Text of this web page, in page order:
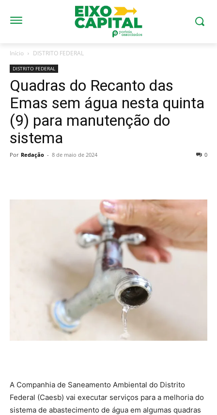
Início DISTRITO FEDERAL
DISTRITO FEDERAL
Quadras do Recanto das
Emas sem água nesta quinta
(9) para manutenção do
sistema
Por Redação - 8 de maio de 2024 0
A Companhia de Saneamento Ambiental do Distrito
Federal (Caesb) vai executar serviços para a melhoria do
sistema de abastecimento de água em algumas quadras